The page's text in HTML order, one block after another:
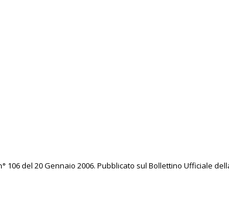
del 20 Gennaio 2006. Pubblicato sul Bollettino Ufficiale